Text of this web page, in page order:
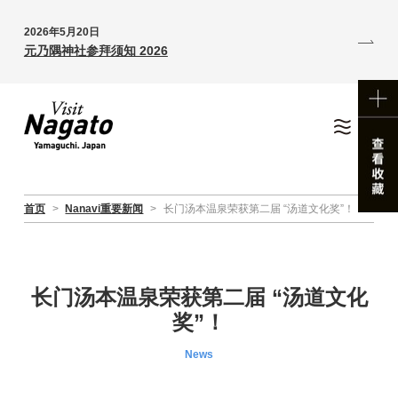
2026年5月20日
元乃隅神社参拜须知 2026
首页 > Nanavi重要新闻 > 长门汤本温泉荣获第二届 “汤道文化奖”！
长门汤本温泉荣获第二届 “汤道文化
奖”！
News